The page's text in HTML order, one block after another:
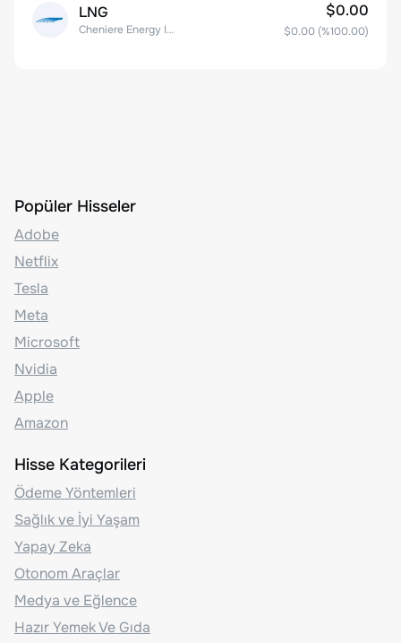
LNG
Cheniere Energy Inc
$0.00
$0.00 (%100.00)
Popüler Hisseler
Adobe
Netflix
Tesla
Meta
Microsoft
Nvidia
Apple
Amazon
Hisse Kategorileri
Ödeme Yöntemleri
Sağlık ve İyi Yaşam
Yapay Zeka
Otonom Araçlar
Medya ve Eğlence
Hazır Yemek Ve Gıda